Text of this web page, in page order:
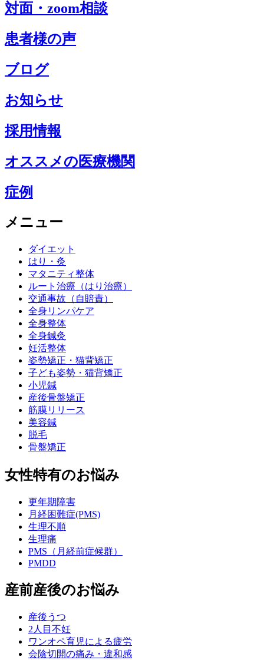
対面・zoom相談
患者様の声
ブログ
お知らせ
採用情報
オススメの医療機関
症例
メニュー
ダイエット
はり・灸
マタニティ整体
ルート治療（はり治療）
交通事故（自賠責）
全身リンパケア
全身整体
全身鍼灸
妊活整体
姿勢矯正・猫背矯正
子ども姿勢・猫背矯正
小児鍼
産後骨盤矯正
筋膜リリース
美容鍼
脱毛
骨盤矯正
女性特有のお悩み
更年期障害
月経困難症(PMS)
生理不順
生理痛
PMS（月経前症候群）
PMDD
産前産後のお悩み
産後うつ
2人目不妊
ワンオペ育児による疲労
会陰切開の痛み・違和感